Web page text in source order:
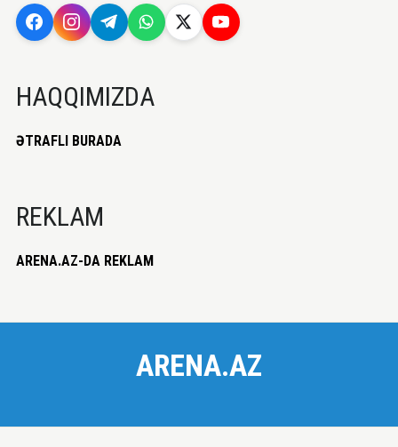
HAQQIMIZDA
ƏTRAFLI BURADA
REKLAM
ARENA.AZ-DA REKLAM
ARENA.AZ